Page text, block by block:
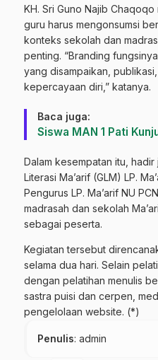
KH. Sri Guno Najib
guru harus mengonsumsi
konteks sekolah dan
penting. “Branding
yang disampaikan,
kepercayaan diri,” katanya.
Baca juga:
Siswa MAN 1 Pati
Dalam kesempatan itu,
Literasi Ma’arif (GLM) LP.
Pengurus LP. Ma’arif NU
madrasah dan sekolah
sebagai peserta.
Kegiatan tersebut
selama dua hari. Selain
dengan pelatihan menulis
sastra puisi dan cerpen,
pengelolaan website. (*)
Penulis: admin